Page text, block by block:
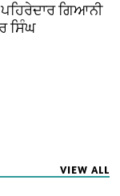
ਗਿਆਨੀ
ਸਿੰਘ
VIEW ALL